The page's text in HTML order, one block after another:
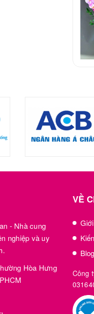
- Nhà cung
nghiệp và uy
Hòa Hưng
VỀ
Blog
Công